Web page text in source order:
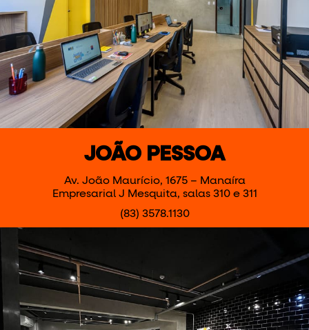
JOÃO PESSOA
Av. João Maurício, 1675 – Manaíra
Empresarial J Mesquita, salas 310 e 311
(83) 3578.1130